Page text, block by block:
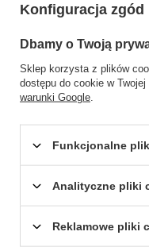
Konfiguracja zgód
Dbamy o Twoją
Sklep korzysta z plików
dostępu do cookie w
warunki Google
Funkcjonalne
Analityczne pliki
Reklamowe pliki